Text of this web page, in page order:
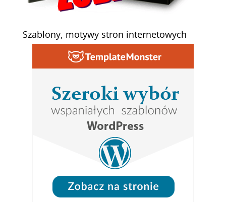
Szablony, motywy stron internetowych